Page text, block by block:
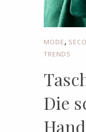
MODE,
TRENDS
Die